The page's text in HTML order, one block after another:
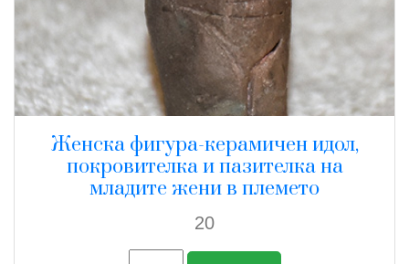
Женска фигура-керамичен идол,
покровителка и пазителка на
младите жени в племето
20